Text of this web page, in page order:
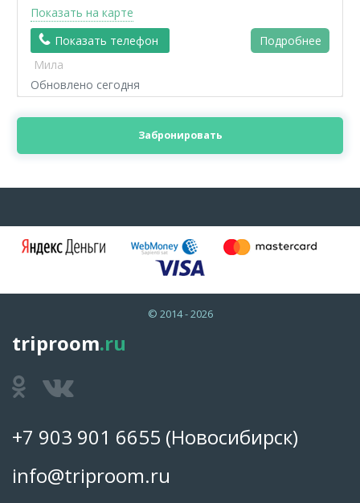
Показать на карте
Показать телефон
Подробнее
Мила
Обновлено сегодня
Забронировать
© 2014 - 2026
triproom.ru
+7 903 901 6655 (Новосибирск)
info@triproom.ru